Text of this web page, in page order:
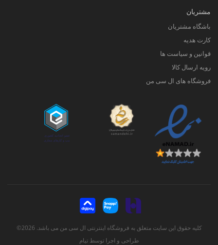
مشتریان
باشگاه مشتریان
کارت هدیه
قوانین و سیاست ها
رویه ارسال کالا
فروشگاه های ال سی من
کلیه حقوق این سایت متعلق به فروشگاه اینترنتی ال سی من می باشد. 2026©
طراحی و اجرا توسطتیام